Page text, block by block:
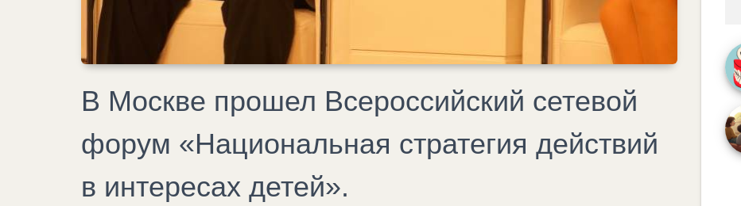
В Москве прошел Всероссийский сетевой
форум «Национальная стратегия действий
в интересах детей».